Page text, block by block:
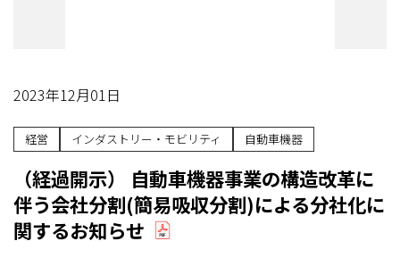
2023年12月01日
経営 インダストリー・モビリティ 自動車機器
（経過開示） 自動車機器事業の構造改革に
伴う会社分割(簡易吸収分割)による分社化に
関するお知らせ